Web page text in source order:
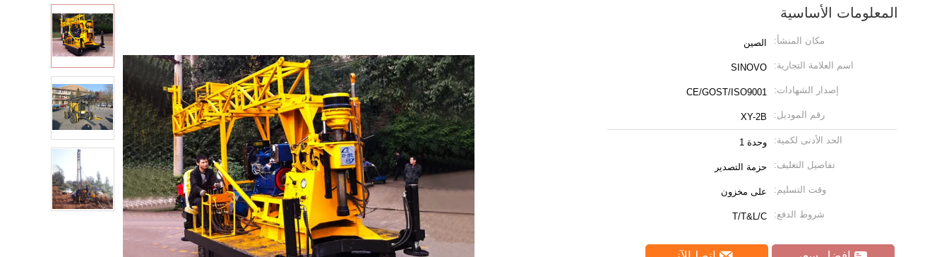
المعلومات الأساسية
مكان المنشأ: الصين
اسم العلامة التجارية: SINOVO
إصدار الشهادات: CE/GOST/ISO9001
رقم الموديل: XY-2B
الحد الأدنى لكمية: وحدة 1
تفاصيل التغليف: حزمة التصدير
وقت التسليم: على مخزون
شروط الدفع: T/T&L/C